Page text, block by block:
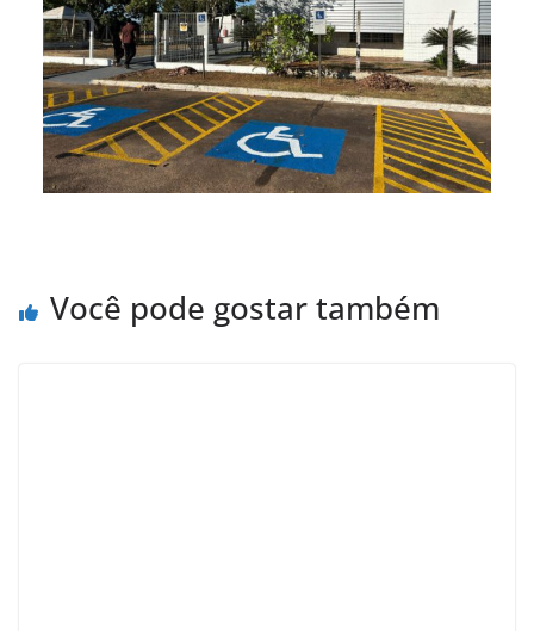
Você pode gostar também